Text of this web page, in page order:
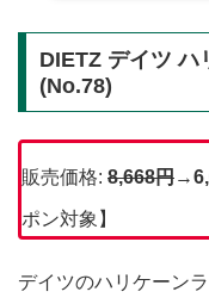
DIETZ デイツ ハ
(No.78)
販売価格: 8,668円→
ポン対象】
デイツのハリケーン